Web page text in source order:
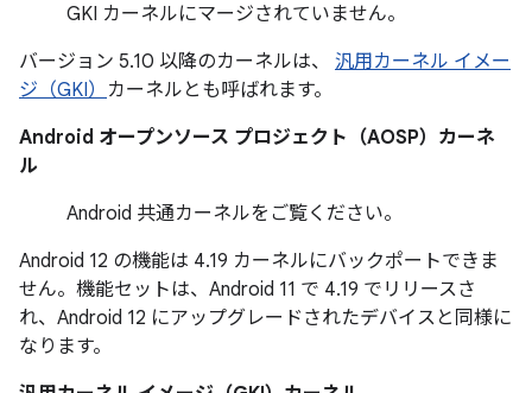
GKI カーネルにマージされていません。
バージョン 5.10 以降のカーネルは、 汎用カーネル イメー
ジ（GKI） カーネルとも呼ばれます。
Android オープンソース プロジェクト（AOSP）カーネ
ル
Android 共通カーネルをご覧ください。
Android 12 の機能は 4.19 カーネルにバックポートできま
せん。機能セットは、Android 11 で 4.19 でリリースさ
れ、Android 12 にアップグレードされたデバイスと同様に
なります。